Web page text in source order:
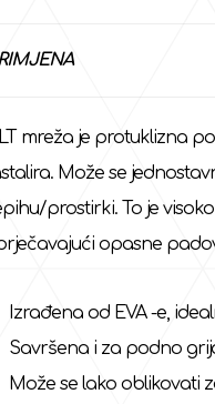
mreža je protuklizna
Može se
prostirki. To je
opasne
Izrađena od EVA -e,
Savršena i za podno
Može se lako oblikovati